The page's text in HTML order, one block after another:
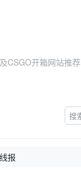
CSGO开箱网站推荐
报